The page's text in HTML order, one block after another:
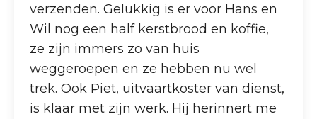
verzenden. Gelukkig is er voor Hans en
Wil nog een half kerstbrood en koffie,
ze zijn immers zo van huis
weggeroepen en ze hebben nu wel
trek. Ook Piet, uitvaartkoster van dienst,
is klaar met zijn werk. Hij herinnert me